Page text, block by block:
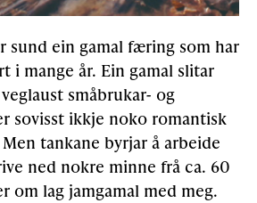
sund ein gamal færing som har
i mange år. Ein gamal slitar
småbrukar- og
sovisst ikkje noko romantisk
tankane byrjar å arbeide
ned nokre minne frå ca. 60
om lag jamgamal med meg.